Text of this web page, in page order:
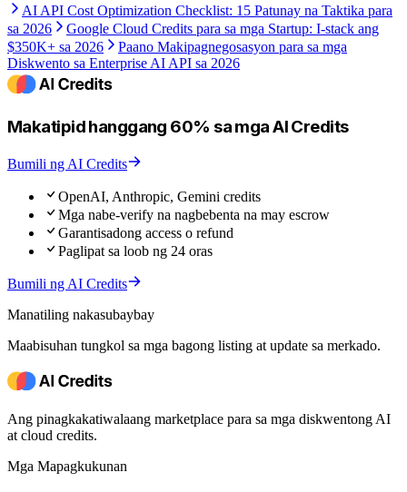
AI API Cost Optimization Checklist: 15 Patunay na Taktika para
sa 2026
Google Cloud Credits para sa mga Startup: I-stack ang
$350K+ sa 2026
Paano Makipagnegosasyon para sa mga
Diskwento sa Enterprise AI API sa 2026
Makatipid hanggang 60% sa mga AI Credits
Bumili ng AI Credits
OpenAI, Anthropic, Gemini credits
Mga nabe-verify na nagbebenta na may escrow
Garantisadong access o refund
Paglipat sa loob ng 24 oras
Bumili ng AI Credits
Manatiling nakasubaybay
Maabisuhan tungkol sa mga bagong listing at update sa merkado.
Ang pinagkakatiwalaang marketplace para sa mga diskwentong AI
at cloud credits.
Mga Mapagkukunan